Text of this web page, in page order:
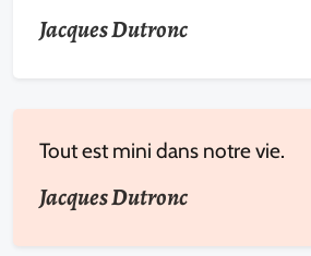
Jacques Dutronc
Tout est mini dans notre vie.
Jacques Dutronc